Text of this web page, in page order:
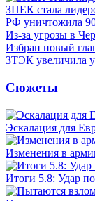
ЗПЕК стала
РФ уничтожила
Из-за угрозы в
Избран новый
ЗТЭК увеличила
Сюжеты
Эскалация для
Изменения в
Итоги 5.8: Удар